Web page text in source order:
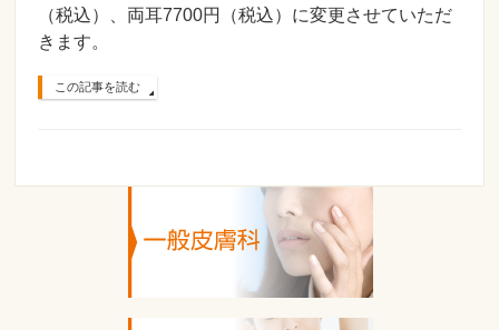
（税込）、両耳7700円（税込）に変更させていただ
きます。
この記事を読む